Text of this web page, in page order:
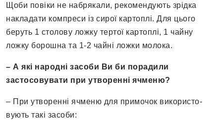
Щоби повіки не набрякали, рекомендують зрідка
накладати компреси із сирої картоплі. Для цього
беруть 1 столову ложку тертої картоплі, 1 чайну
ложку борошна та 1-2 чайні ложки молока.
– А які народні засоби Ви би порадили
застосовувати при утворенні ячменю?
– При утворенні ячменю для примочок використо­
вують такі засоби: